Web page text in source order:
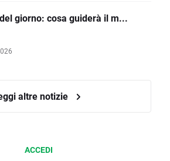
giorno: cosa guiderà il m...
altre notizie
ACCEDI